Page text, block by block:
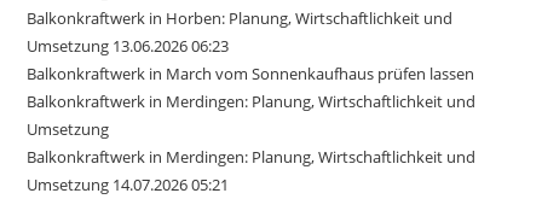
Balkonkraftwerk in Horben: Planung, Wirtschaftlichkeit und
Umsetzung 13.06.2026 06:23
Balkonkraftwerk in March vom Sonnenkaufhaus prüfen lassen
Balkonkraftwerk in Merdingen: Planung, Wirtschaftlichkeit und
Umsetzung
Balkonkraftwerk in Merdingen: Planung, Wirtschaftlichkeit und
Umsetzung 14.07.2026 05:21